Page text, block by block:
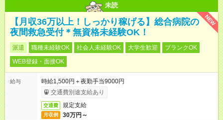
未読
NEW
【月収36万以上！しっかり稼げる】総合病院の
夜間救急受付＊無資格未経験OK！
派遣 職種未経験OK 社会人未経験OK 大学生歓迎
ブランクOK
WEB登録・面接OK
給与
時給1,500円＋夜勤手当9000円
交通費別途支給あり
交通費 規定支給
月収例 30万円～